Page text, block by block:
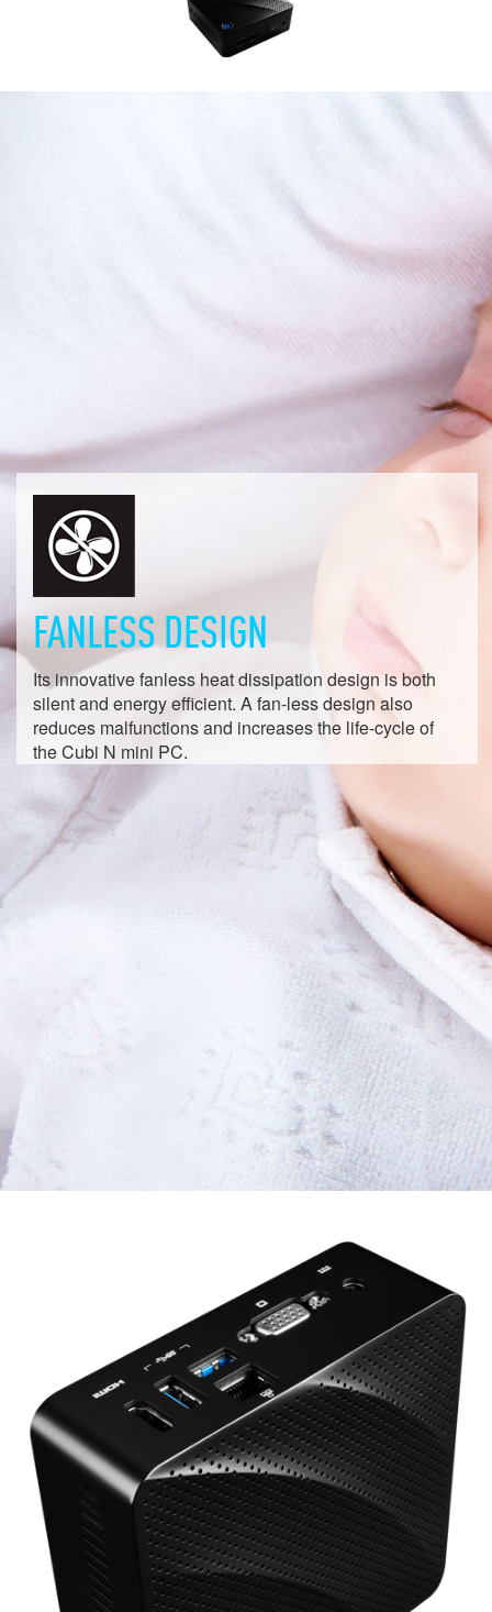
FANLESS DESIGN
Its innovative fanless heat dissipation design is both
silent and energy efficient. A fan-less design also
reduces malfunctions and increases the life-cycle of
the Cubi N mini PC.